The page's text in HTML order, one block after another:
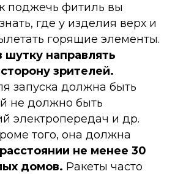
поджечь фитиль вы
где у изделия верх и
горящие элементы.
направлять
зрителей.
запуска должна быть
не должно быть
электропередач и др.
того, она должна
не менее 30
домов. Ракеты часто